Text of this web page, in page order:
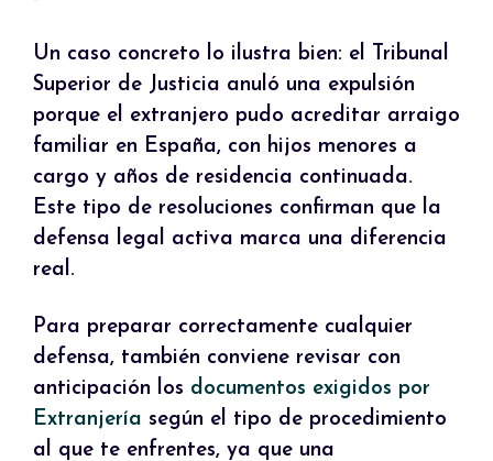
Un caso concreto lo ilustra bien: el Tribunal
Superior de Justicia anuló una expulsión
porque el extranjero pudo acreditar arraigo
familiar en España, con hijos menores a
cargo y años de residencia continuada.
Este tipo de resoluciones confirman que la
defensa legal activa marca una diferencia
real.
Para preparar correctamente cualquier
defensa, también conviene revisar con
anticipación los documentos exigidos por
Extranjería según el tipo de procedimiento
al que te enfrentes, ya que una